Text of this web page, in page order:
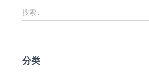
搜
索
搜索…
分类